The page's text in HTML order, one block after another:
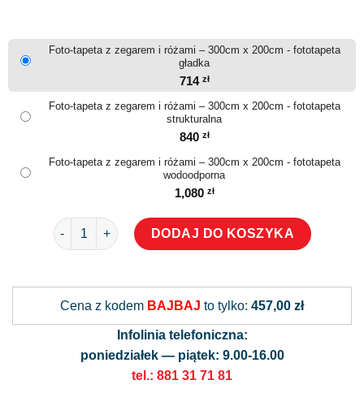
Foto-tapeta z zegarem i różami – 300cm x 200cm - fototapeta
gładka
714 zł
Foto-tapeta z zegarem i różami – 300cm x 200cm - fototapeta
strukturalna
840 zł
Foto-tapeta z zegarem i różami – 300cm x 200cm - fototapeta
wodoodporna
1,080 zł
ilość Foto-tapeta z zegarem i różami
DODAJ DO KOSZYKA
Cena z kodem BAJBAJ to tylko: 457,00 zł
Infolinia telefoniczna:
poniedziałek — piątek: 9.00-16.00
tel.: 881 31 71 81